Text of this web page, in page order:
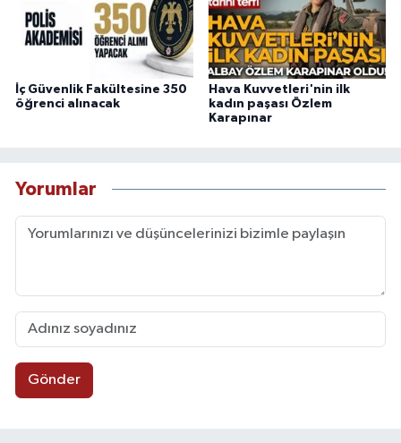
İç Güvenlik Fakültesine 350
öğrenci alınacak
Hava Kuvvetleri'nin ilk
kadın paşası Özlem
Karapınar
Yorumlar
Gönder